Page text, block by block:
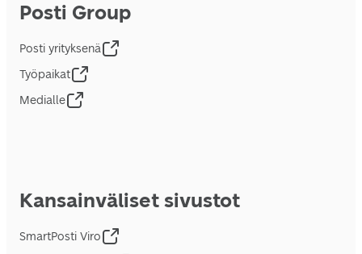
Posti Group
Posti yrityksenä
Työpaikat
Medialle
Kansainväliset sivustot
SmartPosti Viro